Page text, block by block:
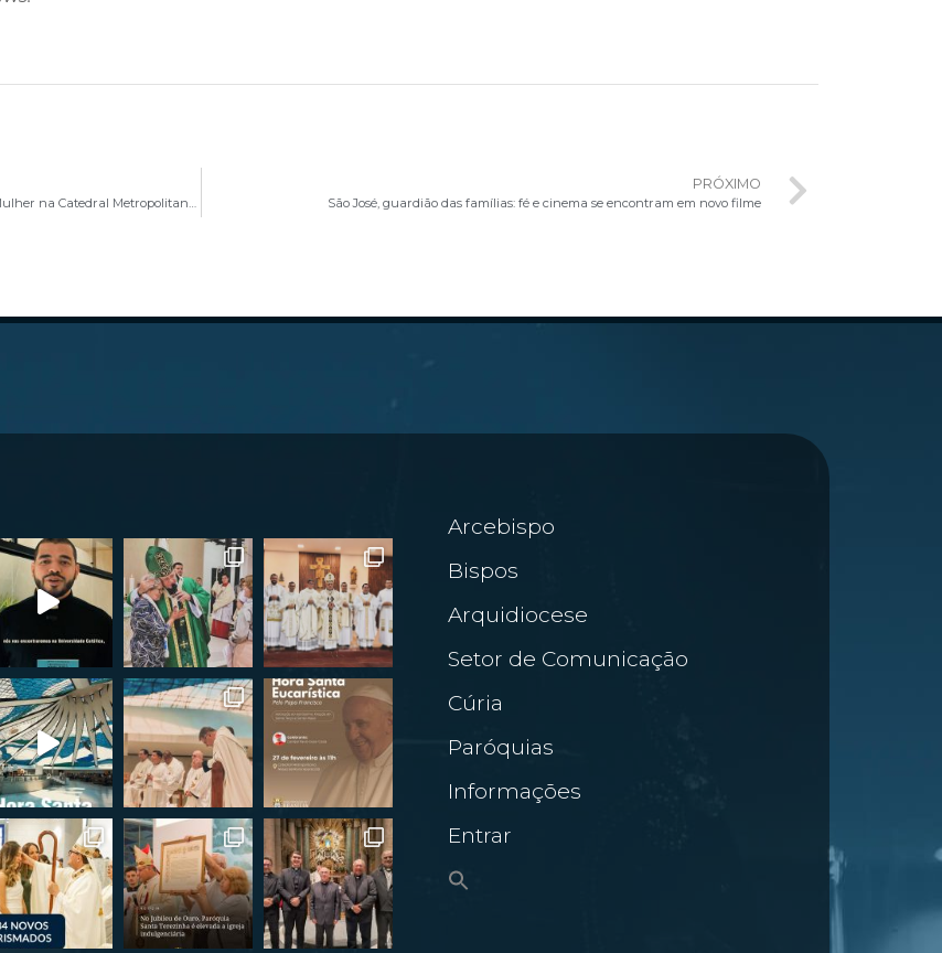
PRÓXIMO
São José, guardião das famílias: fé e cinema se encontram em novo filme
Arcebispo
Bispos
Arquidiocese
Setor de Comunicação
Cúria
Paróquias
Informações
Entrar